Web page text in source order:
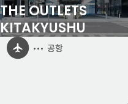
THE OUTLETS
KITAKYUSHU